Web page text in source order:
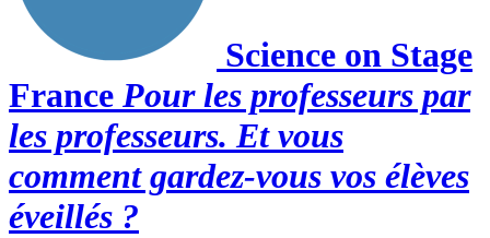
Science on Stage
France Pour les professeurs par
les professeurs. Et vous
comment gardez-vous vos élèves
éveillés ?